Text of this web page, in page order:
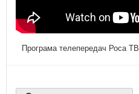
Програма телепередач Роса ТВ